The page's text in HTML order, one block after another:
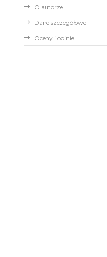
O autorze
Dane szczegółowe
Oceny i opinie